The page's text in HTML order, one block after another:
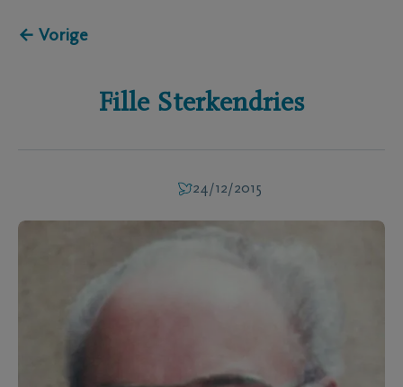
← Vorige
Fille Sterkendries
24/12/2015